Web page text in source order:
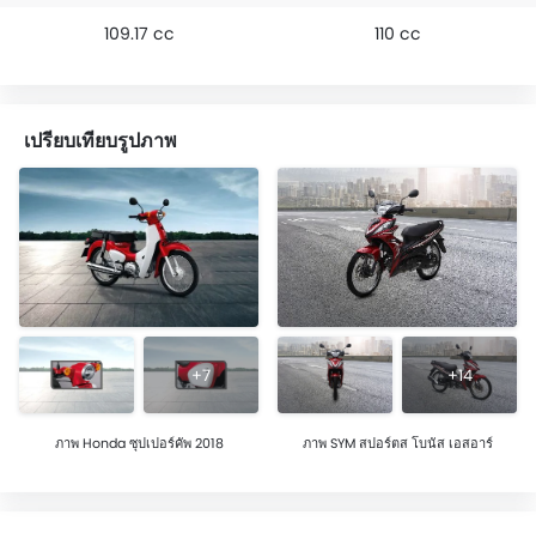
109.17 cc 110 cc
เปรียบเทียบรูปภาพ
+7
ภาพ Honda ซุปเปอร์คัพ 2018
+14
ภาพ SYM สปอร์ตส โบนัส เอสอาร์